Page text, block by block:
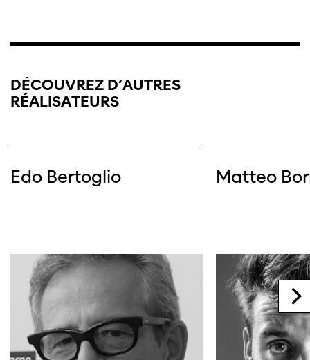
DÉCOUVREZ D’AUTRES
RÉALISATEURS
Edo Bertoglio Matteo